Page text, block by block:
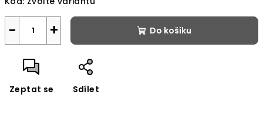
+
− Do košíku
Zeptat se Sdílet